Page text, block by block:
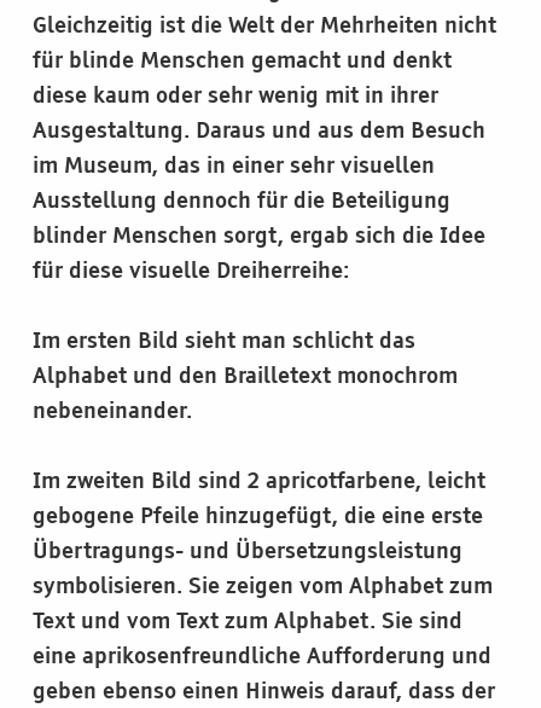
Gleichzeitig ist die Welt der Mehrheiten nicht
für blinde Menschen gemacht und denkt
diese kaum oder sehr wenig mit in ihrer
Ausgestaltung. Daraus und aus dem Besuch
im Museum, das in einer sehr visuellen
Ausstellung dennoch für die Beteiligung
blinder Menschen sorgt, ergab sich die Idee
für diese visuelle Dreiherreihe:
Im ersten Bild sieht man schlicht das
Alphabet und den Brailletext monochrom
nebeneinander.
Im zweiten Bild sind 2 apricotfarbene, leicht
gebogene Pfeile hinzugefügt, die eine erste
Übertragungs- und Übersetzungsleistung
symbolisieren. Sie zeigen vom Alphabet zum
Text und vom Text zum Alphabet. Sie sind
eine aprikosenfreundliche Aufforderung und
geben ebenso einen Hinweis darauf, dass der